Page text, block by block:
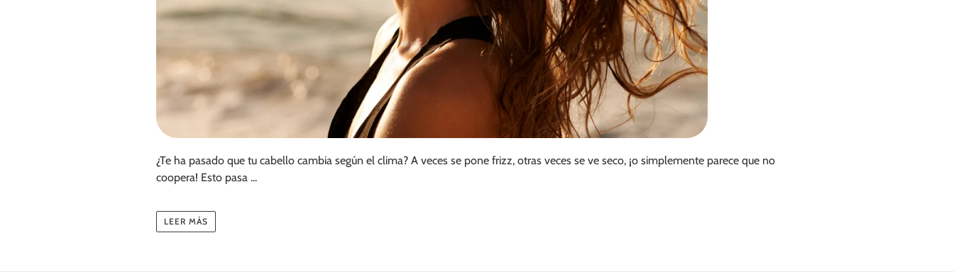
¿Te ha pasado que tu cabello cambia según el clima? A veces se pone frizz, otras veces se ve seco, ¡o simplemente parece que no
coopera! Esto pasa ...
LEER MÁS